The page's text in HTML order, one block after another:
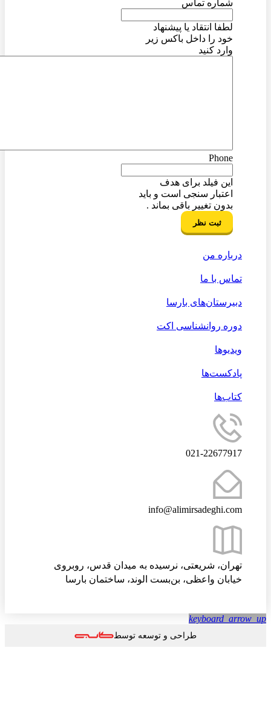
شماره تماس
لطفا انتقاد یا پیشنهاد
خود را داخل باکس زیر
وارد کنید
Phone
این فیلد برای هدف
اعتبار سنجی است و باید
بدون تغییر باقی بماند .
درباره من
تماس با ما
دبیرستان‌های بارسا
دوره روانشناسی اکت
ویدیوها
پادکست‌ها
کتاب‌ها
021-22677917
info@alimirsadeghi.com
تهران، شریعتی، نرسیده به میدان قدس، روبروی
خیابان واعظی، بن‌بست الوند، ساختمان بارسا
طراحی و توسعه توسط